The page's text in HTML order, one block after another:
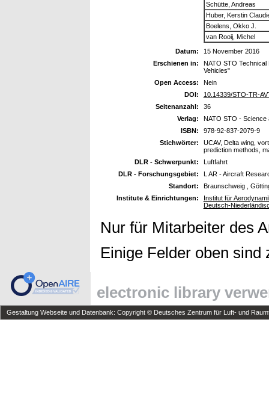
Schütte, Andreas
Huber, Kerstin
Boelens, Okko J.
van Rooij, Michel
Datum:
15 November 2016
Erschienen in:
NATO STO
Vehicles"
Open Access:
Nein
DOI:
10.14339/STO-TR-
Seitenanzahl:
36
Verlag:
NATO STO - Science
ISBN:
978-92-837-2079-9
Stichwörter:
UCAV, Delta wing,
prediction methods,
DLR - Schwerpunkt:
Luftfahrt
DLR - Forschungsgebiet:
L AR - Aircraft
Standort:
Braunschweig ,
Institute & Einrichtungen:
Institut für
Deutsch-
Nur für Mitarbeiter des
Einige Felder oben
electronic library
Gestaltung Webseite und Datenbank: Copyright © Deutsches Zentrum für Luft- und